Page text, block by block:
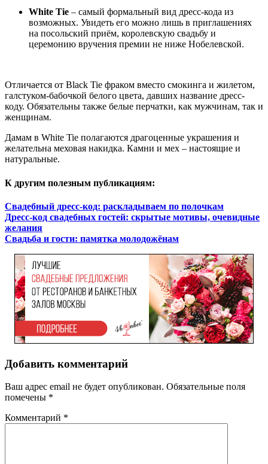
White Tie – самый формальный вид дресс-кода из
возможных. Увидеть его можно лишь в приглашениях
на посольский приём, королевскую свадьбу и
церемонию вручения премии не ниже Нобелевской.
Отличается от Black Tie фраком вместо смокинга и жилетом,
галстуком-бабочкой белого цвета, давших название дресс-
коду. Обязательны также белые перчатки, как мужчинам, так и
женщинам.
Дамам в White Tie полагаются драгоценные украшения и
желательна меховая накидка. Камни и мех – настоящие и
натуральные.
К другим полезным публикациям:
Свадебный дресс-код: раскладываем по полочкам
Дресс-код свадебных гостей: скрытые мотивы, очевидные
желания
Свадьба и гости: памятка молодожёнам
Добавить комментарий
Ваш адрес email не будет опубликован. Обязательные поля
помечены *
Комментарий *